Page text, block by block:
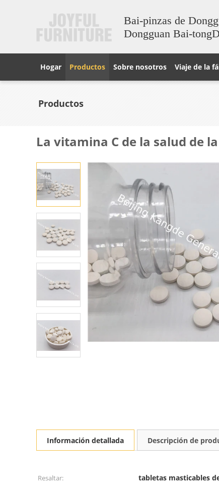
Bai-pinzas de
Dongguan Bai-
Hogar Productos Sobre nosotros Viaje de la
Productos
La vitamina C de la salud de
Información detallada Descripción de
Resaltar: tabletas masticables